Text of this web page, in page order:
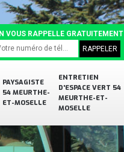
PAYSAGISTE
54 MEURTHE-
ET-MOSELLE
ENTRETIEN
D'ESPACE VERT 54
MEURTHE-ET-
MOSELLE
VOUS RAPPELLE GRATUITEMENT